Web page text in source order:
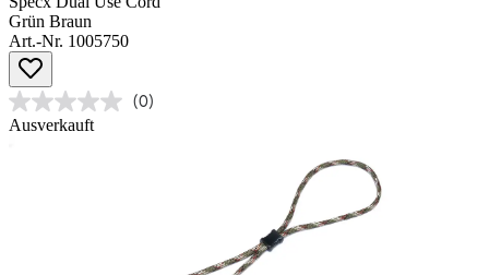
Grün Braun
Art.-Nr. 1005750
(0)
Ausverkauft